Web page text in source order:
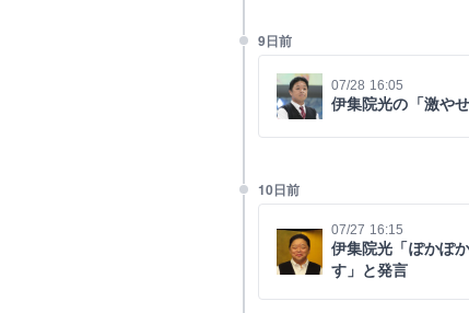
9日前
07/28 16:05
伊集院光の「激や
10日前
07/27 16:15
伊集院光「ぽかぽ
す」と発言